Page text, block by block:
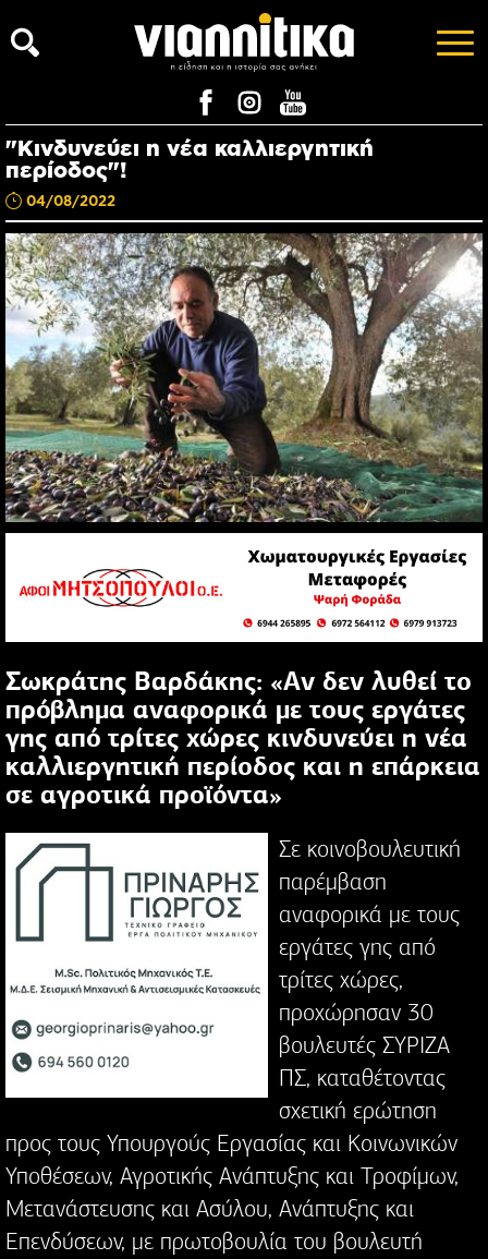
"Κινδυνεύει η νέα καλλιεργητική
περίοδος"!
04/08/2022
Σωκράτης Βαρδάκης: «Αν δεν λυθεί το
πρόβλημα αναφορικά με τους εργάτες
γης από τρίτες χώρες κινδυνεύει η νέα
καλλιεργητική περίοδος και η επάρκεια
σε αγροτικά προϊόντα»
Σε κοινοβουλευτική
παρέμβαση
αναφορικά με τους
εργάτες γης από
τρίτες χώρες,
προχώρησαν 30
βουλευτές ΣΥΡΙΖΑ
ΠΣ, καταθέτοντας
σχετική ερώτηση
προς τους Υπουργούς Εργασίας και Κοινωνικών
Υποθέσεων, Αγροτικής Ανάπτυξης και Τροφίμων,
Μετανάστευσης και Ασύλου, Ανάπτυξης και
Επενδύσεων, με πρωτοβουλία του βουλευτή